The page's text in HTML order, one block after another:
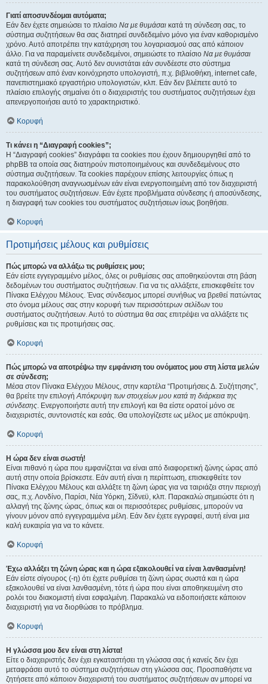
Γιατί αποσυνδέομαι αυτόματα;
Εάν δεν έχετε σημειώσει το πλαίσιο Να με θυμάσαι κατά τη σύνδεση σας, το
σύστημα συζητήσεων θα σας διατηρεί συνδεδεμένο μόνο για έναν καθορισμένο
χρόνο. Αυτό αποτρέπει την κατάχρηση του λογαριασμού σας από κάποιον
άλλο. Για να παραμείνετε συνδεδεμένοι, σημειώστε το πλαίσιο Να με θυμάσαι
κατά τη σύνδεση σας. Αυτό δεν συνιστάται εάν συνδέεστε στο σύστημα
συζητήσεων από έναν κοινόχρηστο υπολογιστή, π.χ. βιβλιοθήκη, internet cafe,
πανεπιστημιακό εργαστήριο υπολογιστών, κλπ. Εάν δεν βλέπετε αυτό το
πλαίσιο επιλογής σημαίνει ότι ο διαχειριστής του συστήματος συζητήσεων έχει
απενεργοποιήσει αυτό το χαρακτηριστικό.
Κορυφή
Τι κάνει η “Διαγραφή cookies”;
Η “Διαγραφή cookies” διαγράφει τα cookies που έχουν δημιουργηθεί από το
phpBB τα οποία σας διατηρούν πιστοποιημένους και συνδεδεμένους στο
σύστημα συζητήσεων. Τα cookies παρέχουν επίσης λειτουργίες όπως η
παρακολούθηση αναγνωσμένων εάν είναι ενεργοποιημένη από τον διαχειριστή
του συστήματος συζητήσεων. Εάν έχετε προβλήματα σύνδεσης ή αποσύνδεσης,
η διαγραφή των cookies του συστήματος συζητήσεων ίσως βοηθήσει.
Κορυφή
Προτιμήσεις μέλους και ρυθμίσεις
Πώς μπορώ να αλλάξω τις ρυθμίσεις μου;
Εάν είστε εγγεγραμμένο μέλος, όλες οι ρυθμίσεις σας αποθηκεύονται στη βάση
δεδομένων του συστήματος συζητήσεων. Για να τις αλλάξετε, επισκεφθείτε τον
Πίνακα Ελέγχου Μέλους. Ένας σύνδεσμος μπορεί συνήθως να βρεθεί πατώντας
στο όνομα μέλους σας στην κορυφή των περισσότερων σελίδων του
συστήματος συζητήσεων. Αυτό το σύστημα θα σας επιτρέψει να αλλάξετε τις
ρυθμίσεις και τις προτιμήσεις σας.
Κορυφή
Πώς μπορώ να αποτρέψω την εμφάνιση του ονόματος μου στη λίστα μελών
σε σύνδεση;
Μέσα στον Πίνακα Ελέγχου Μέλους, στην καρτέλα “Προτιμήσεις Δ. Συζήτησης”,
θα βρείτε την επιλογήΑπόκρυψη των στοιχείων μου κατά τη διάρκεια της
σύνδεσης. Ενεργοποιήστε αυτή την επιλογή και θα είστε ορατοί μόνο σε
διαχειριστές, συντονιστές και εσάς. Θα υπολογίζεστε ως μέλος με απόκρυψη.
Κορυφή
Η ώρα δεν είναι σωστή!
Είναι πιθανό η ώρα που εμφανίζεται να είναι από διαφορετική ζώνης ώρας από
αυτή στην οποία βρίσκεστε. Εάν αυτή είναι η περίπτωση, επισκεφθείτε τον
Πίνακα Ελέγχου Μέλους και αλλάξτε τη ζώνη ώρας για να ταιριάζει στην περιοχή
σας, π.χ. Λονδίνο, Παρίσι, Νέα Υόρκη, Σίδνεϋ, κλπ. Παρακαλώ σημειώστε ότι η
αλλαγή της ζώνης ώρας, όπως και οι περισσότερες ρυθμίσεις, μπορούν να
γίνουν μόνον από εγγεγραμμένα μέλη. Εάν δεν έχετε εγγραφεί, αυτή είναι μια
καλή ευκαιρία για να το κάνετε.
Κορυφή
Έχω αλλάξει τη ζώνη ώρας και η ώρα εξακολουθεί να είναι λανθασμένη!
Εάν είστε σίγουρος (-η) ότι έχετε ρυθμίσει τη ζώνη ώρας σωστά και η ώρα
εξακολουθεί να είναι λανθασμένη, τότε ή ώρα που είναι αποθηκευμένη στο
ρολόι του διακομιστή είναι εσφαλμένη. Παρακαλώ να ειδοποιήσετε κάποιον
διαχειριστή για να διορθώσει το πρόβλημα.
Κορυφή
Η γλώσσα μου δεν είναι στη λίστα!
Είτε ο διαχειριστής δεν έχει εγκαταστήσει τη γλώσσα σας ή κανείς δεν έχει
μεταφράσει αυτό το σύστημα συζητήσεων στη γλώσσα σας. Προσπαθήστε να
ζητήσετε από κάποιον διαχειριστή του συστήματος συζητήσεων αν μπορεί να